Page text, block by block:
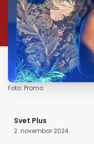
Foto: Promo
Svet Plus
2. novembar 2024.